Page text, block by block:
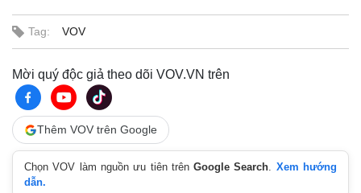
Tag: VOV
Mời quý độc giả theo dõi VOV.VN trên
Thêm VOV trên Google
Chọn VOV làm nguồn ưu tiên trênGoogle Search. Xem hướng
dẫn.